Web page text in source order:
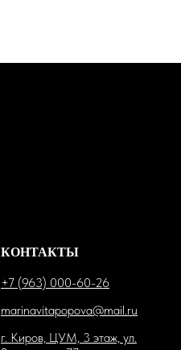
КОНТАКТЫ
+7 (963) 000-60-26
marinavitapopova@mail.ru
г. Киров, ЦУМ, 3 этаж, ул.